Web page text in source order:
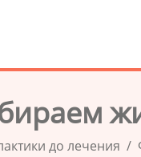
до лечения